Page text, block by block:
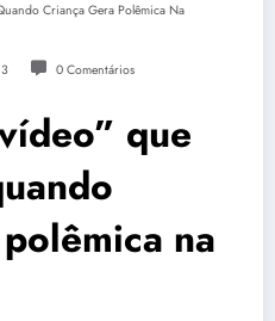
Criança Gera Polêmica Na
0 Comentários
que
na